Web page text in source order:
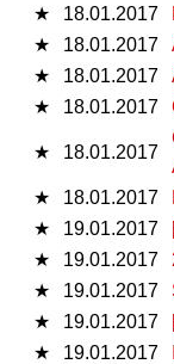
★
18.01.2017
★
18.01.2017
★
18.01.2017
★
18.01.2017
★ 18.01.2017
★
18.01.2017
★
19.01.2017
★
19.01.2017
★
19.01.2017
★
19.01.2017
★
19.01.2017